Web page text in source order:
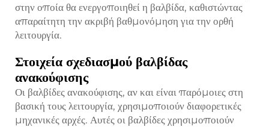
στην οποία θα ενεργοποιηθεί η βαλβίδα, καθιστώντας
απαραίτητη την ακριβή βαθμονόμηση για την ορθή
λειτουργία.
Στοιχεία σχεδιασμού βαλβίδας
ανακούφισης
Οι βαλβίδες ανακούφισης, αν και είναι παρόμοιες στη
βασική τους λειτουργία, χρησιμοποιούν διαφορετικές
μηχανικές αρχές. Αυτές οι βαλβίδες χρησιμοποιούν